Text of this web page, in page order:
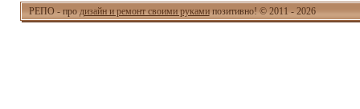
РЕПО - продизайн и ремонт своими рукамипозитивно! © 2011 - 2026